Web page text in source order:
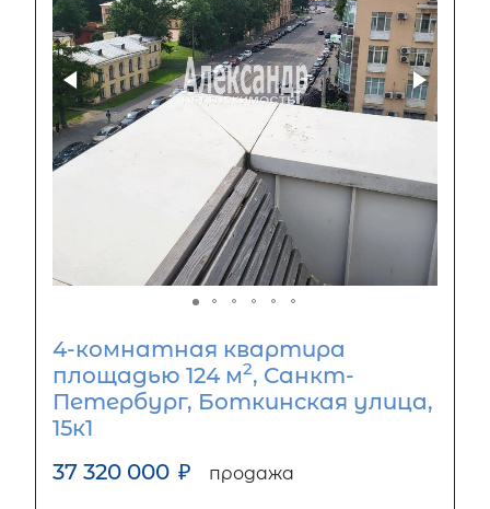
4-комнатная квартира
площадью 124 м2, Санкт-
Петербург, Боткинская улица,
15к1
37 320 000 ₽ продажа